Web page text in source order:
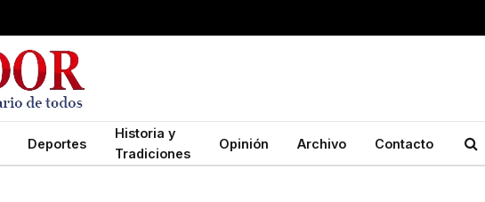
Deportes
Historia y
Tradiciones
Opinión Archivo Contacto